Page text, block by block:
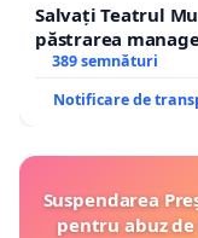
Salvați Teatrul
păstrarea
ROGOJAN
389 semnături
Notificare de
Suspendarea
pentru abuz